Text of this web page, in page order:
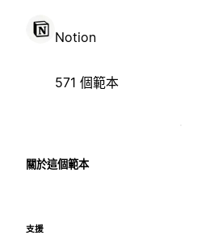
Notion
571 個範本
關於這個範本
支援